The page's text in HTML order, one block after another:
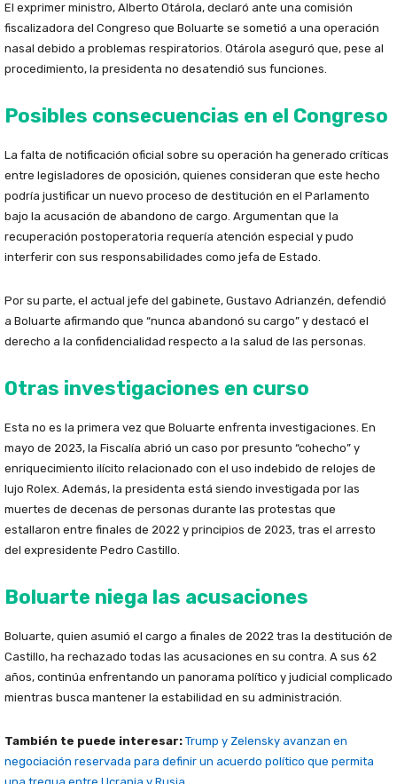
El exprimer ministro, Alberto Otárola, declaró ante una comisión
fiscalizadora del Congreso que Boluarte se sometió a una operación
nasal debido a problemas respiratorios. Otárola aseguró que, pese al
procedimiento, la presidenta no desatendió sus funciones.
Posibles consecuencias en el Congreso
La falta de notificación oficial sobre su operación ha generado críticas
entre legisladores de oposición, quienes consideran que este hecho
podría justificar un nuevo proceso de destitución en el Parlamento
bajo la acusación de abandono de cargo. Argumentan que la
recuperación postoperatoria requería atención especial y pudo
interferir con sus responsabilidades como jefa de Estado.
Por su parte, el actual jefe del gabinete, Gustavo Adrianzén, defendió
a Boluarte afirmando que “nunca abandonó su cargo” y destacó el
derecho a la confidencialidad respecto a la salud de las personas.
Otras investigaciones en curso
Esta no es la primera vez que Boluarte enfrenta investigaciones. En
mayo de 2023, la Fiscalía abrió un caso por presunto “cohecho” y
enriquecimiento ilícito relacionado con el uso indebido de relojes de
lujo Rolex. Además, la presidenta está siendo investigada por las
muertes de decenas de personas durante las protestas que
estallaron entre finales de 2022 y principios de 2023, tras el arresto
del expresidente Pedro Castillo.
Boluarte niega las acusaciones
Boluarte, quien asumió el cargo a finales de 2022 tras la destitución de
Castillo, ha rechazado todas las acusaciones en su contra. A sus 62
años, continúa enfrentando un panorama político y judicial complicado
mientras busca mantener la estabilidad en su administración.
También te puede interesar: Trump y Zelensky avanzan en
negociación reservada para definir un acuerdo político que permita